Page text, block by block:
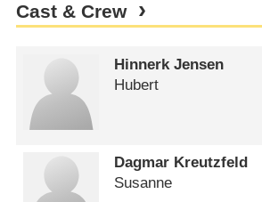
Cast & Crew
Hinnerk Jensen
Hubert
Dagmar Kreutzfeld
Susanne